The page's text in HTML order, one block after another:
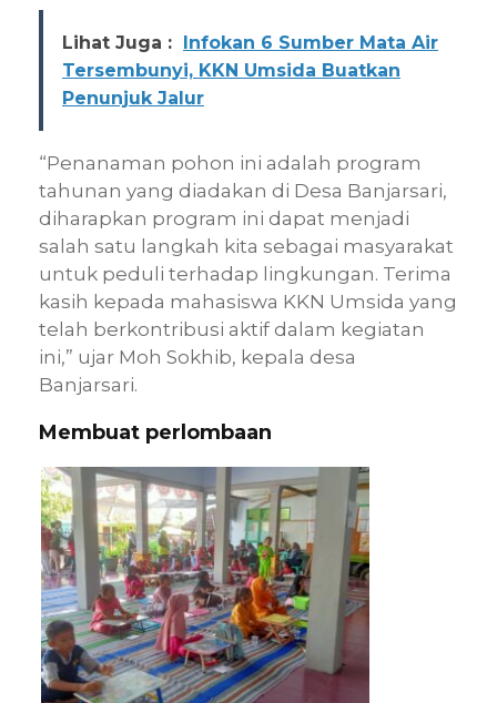
Lihat Juga :
Infokan 6 Sumber Mata Air
Tersembunyi, KKN Umsida Buatkan
Penunjuk Jalur
“Penanaman pohon ini adalah program
tahunan yang diadakan di Desa Banjarsari,
diharapkan program ini dapat menjadi
salah satu langkah kita sebagai masyarakat
untuk peduli terhadap lingkungan. Terima
kasih kepada mahasiswa KKN Umsida yang
telah berkontribusi aktif dalam kegiatan
ini,” ujar Moh Sokhib, kepala desa
Banjarsari.
Membuat perlombaan